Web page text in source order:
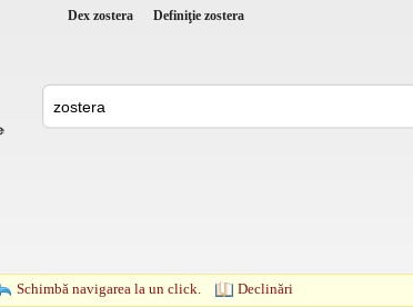
Dex zostera Definiţie zostera
Schimbă navigarea la un click. Declinări